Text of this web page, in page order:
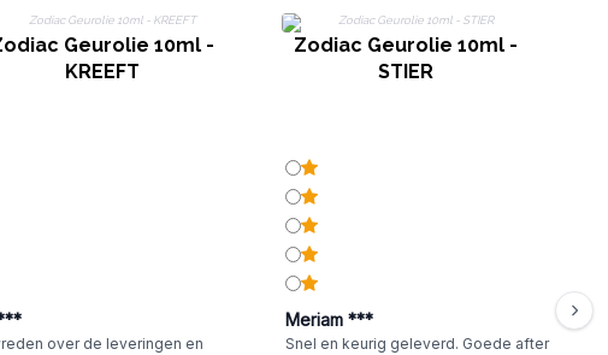
Geurolie 10ml -
KREEFT
Zodiac Geurolie 10ml -
STIER
over de leveringen en
Meriam ***
Snel en keurig geleverd. Goede after